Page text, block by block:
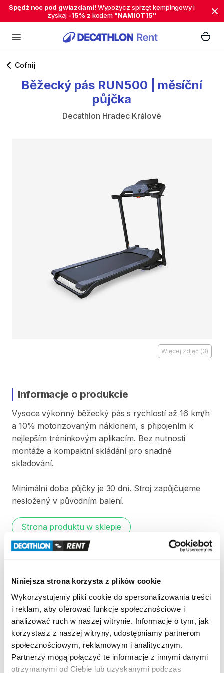
Niniejsza strona korzysta z plików cookie
Wykorzystujemy pliki cookie do spersonalizowania treści
i reklam, aby oferować funkcje społecznościowe i
analizować ruch w naszej witrynie. Informacje o tym, jak
korzystasz z naszej witryny, udostępniamy partnerom
społecznościowym, reklamowym i analitycznym.
Partnerzy mogą połączyć te informacje z innymi danymi
otrzymanymi od Ciebie lub uzyskanymi podczas
Spędź noc pod gwiazdami! Wypożycz sprzęt kempingowy i
zyskaj -15% z kodem "NAMIOT15"
Cofnij
Běžecký pás RUN500
měsíční
půjčka
Decathlon Hradec Králové
Więcej zdjęć (3)
Informacje o produkcie
Vysoce výkonný běžecký pás s rychlostí až 16 km​​​​​​​​/​​​​​​​​h
a 10% motorizovaným náklonem​​​​​​​​,​ s připojením k
nejlepším tréninkovým aplikacím. Bez nutnosti
montáže a kompaktní skládání pro snadné
skladování.
Minimální doba půjčky je 30 dní. Stroj zapůjčujeme
nesložený v původním balení.
Strona produktu w sklepie
Zasady wypożyczenia
REGULAMIN
Regulamin wypożyczalni
KAUCJA
Pro vypůjčení produktu není vyžadována vratná či